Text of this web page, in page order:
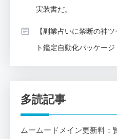
実装書だ。
【副業占いに禁断の神
ト鑑定自動化パッケージ
多読記事
ムームードメイン更新料：